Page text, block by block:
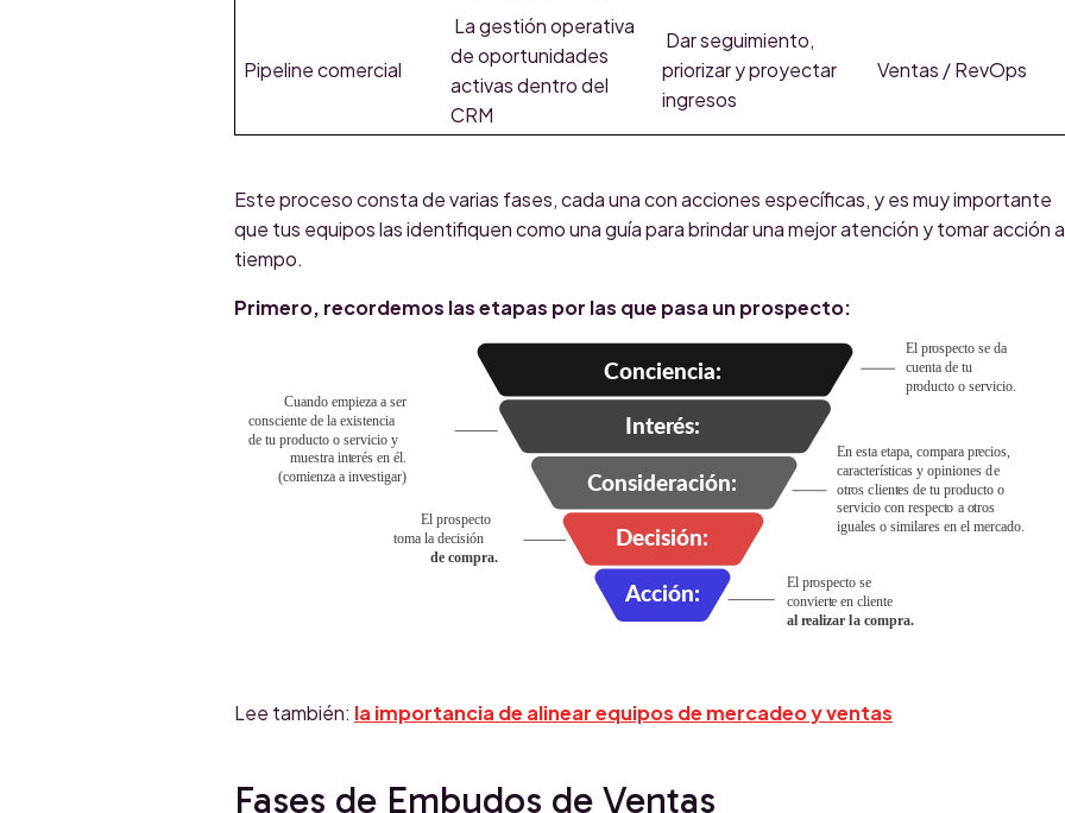
Pipeline comercial
La gestión operativa
de oportunidades
activas dentro del
CRM
Dar seguimiento,
priorizar y proyectar
ingresos
Ventas / RevOps
Este proceso consta de varias fases, cada una con acciones específicas, y es muy importante
que tus equipos las identifiquen como una guía para brindar una mejor atención y tomar acción a
tiempo.
Primero, recordemos las etapas por las que pasa un prospecto:
Lee también: la importancia de alinear equipos de mercadeo y ventas
Fases de Embudos de Ventas